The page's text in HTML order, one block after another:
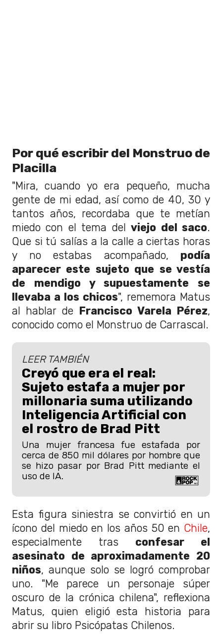
Por qué escribir del Monstruo de
Placilla
"Mira, cuando yo era pequeño, mucha
gente de mi edad, así como de 40, 30 y
tantos años, recordaba que te metían
miedo con el tema delviejo del saco.
Que si tú salías a la calle a ciertas horas
y no estabas acompañado, podía
aparecer este sujeto que se vestía
de mendigo y supuestamente se
llevaba a los chicos", rememora Matus
al hablar de Francisco Varela Pérez,
conocido como el Monstruo de Carrascal.
LEER TAMBIÉN
Creyó que era el real:
Sujeto estafa a mujer por
millonaria suma utilizando
Inteligencia Artificial con
el rostro de Brad Pitt
Una mujer francesa fue estafada por
cerca de 850 mil dólares por hombre que
se hizo pasar por Brad Pitt mediante el
uso de IA.
Esta figura siniestra se convirtió en un
ícono del miedo en los años 50 en Chile,
especialmente tras confesar el
asesinato de aproximadamente 20
niños, aunque solo se logró comprobar
uno. "Me parece un personaje súper
oscuro de la crónica chilena", reflexiona
Matus, quien eligió esta historia para
abrir su libro Psicópatas Chilenos.